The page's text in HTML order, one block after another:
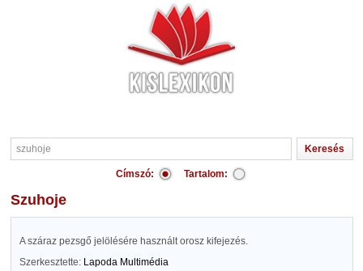
Címszó: Tartalom:
szuhoje
A száraz pezsgő jelölésére használt orosz kifejezés.
Szerkesztette: Lapoda Multimédia